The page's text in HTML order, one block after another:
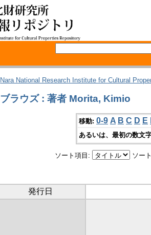
Nara National Research Institute for Cultural
ブラウズ : 著者 Morita, Kimio
移動: 0-9 A B C D E
あるいは、最初の数文
ソート項目: ソー
発行日